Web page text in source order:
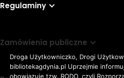
Regulaminy
Zamówienia publiczne
Droga Użytkowniczko, Drogi
bibliotekagdynia.pl Uprzejmie
obowiązuje tzw. RODO, czyli